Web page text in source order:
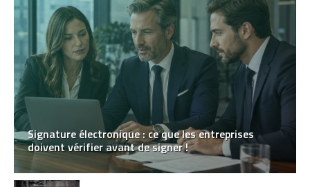
Signature électronique : ce que les entreprises
doivent vérifier avant de signer !